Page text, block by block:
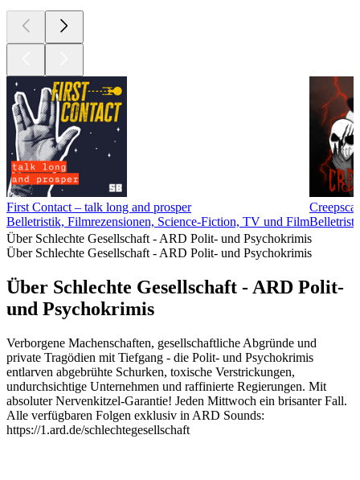
First Contact – talk long and prosper
Belletristik, Filmrezensionen, Science-Fiction, TV und Film
Über Schlechte Gesellschaft - ARD Polit- und Psychokrimis
Über Schlechte Gesellschaft - ARD Polit- und Psychokrimis
Über Schlechte Gesellschaft - ARD Polit-
und Psychokrimis
Verborgene Machenschaften, gesellschaftliche Abgründe und
private Tragödien mit Tiefgang - die Polit- und Psychokrimis
entlarven abgebrühte Schurken, toxische Verstrickungen,
undurchsichtige Unternehmen und raffinierte Regierungen. Mit
absoluter Nervenkitzel-Garantie! Jeden Mittwoch ein brisanter Fall.
Alle verfügbaren Folgen exklusiv in ARD Sounds:
https://1.ard.de/schlechtegesellschaft